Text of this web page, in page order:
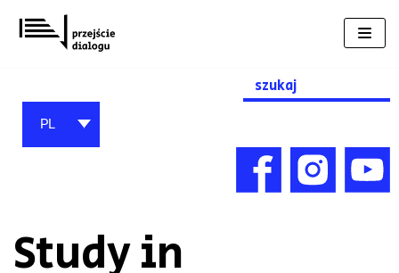
Przejdź
do
Search
for:
PL
Study in